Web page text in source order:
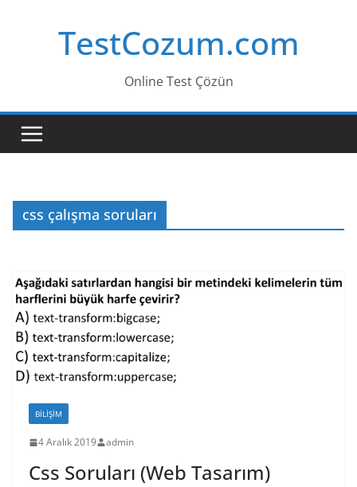
TestCozum.com
Online Test Çözün
css çalışma soruları
BILIŞIM
4 Aralık 2019 admin
Css Soruları (Web Tasarım)